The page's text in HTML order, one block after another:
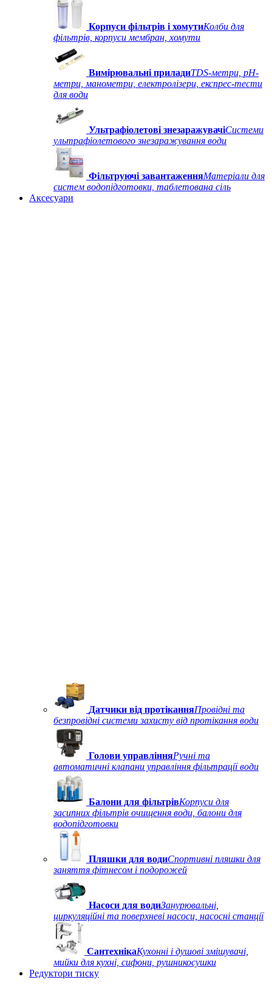
Корпуси фільтрів і хомутиКолби для
фільтрів, корпуси мембран, хомути
Вимірювальні приладиTDS-метри, рН-
метри, манометри, електролізери, експрес-тести
для води
Ультрафіолетові знезаражувачіСистеми
ультрафіолетового знезаражування води
Фільтруючі завантаженняМатеріали для
систем водопідготовки, таблетована сіль
Аксесуари
Датчики від протіканняПровідні та
безпровідні системи захисту від протікання води
Голови управлінняРучні та
автоматичні клапани управління фільтрації води
Балони для фільтрівКорпуси для
засипних фільтрів очищення води, балони для
водопідготовки
Пляшки для водиСпортивні пляшки для
заняття фітнесом і подорожей
Насоси для водиЗанурювальні,
циркуляційні та поверхневі насоси, насосні станції
СантехнікаКухонні і душові змішувачі,
мийки для кухні, сифони, рушникосушки
Редуктори тиску